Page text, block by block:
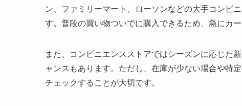
ン、ファミリーマート、ローソンなどの大手コンビ
す。普段の買い物ついでに購入できるため、急にカ
また、コンビニエンスストアではシーズンに応じた
ャンスもあります。ただし、在庫が少ない場合や特
チェックすることが大切です。